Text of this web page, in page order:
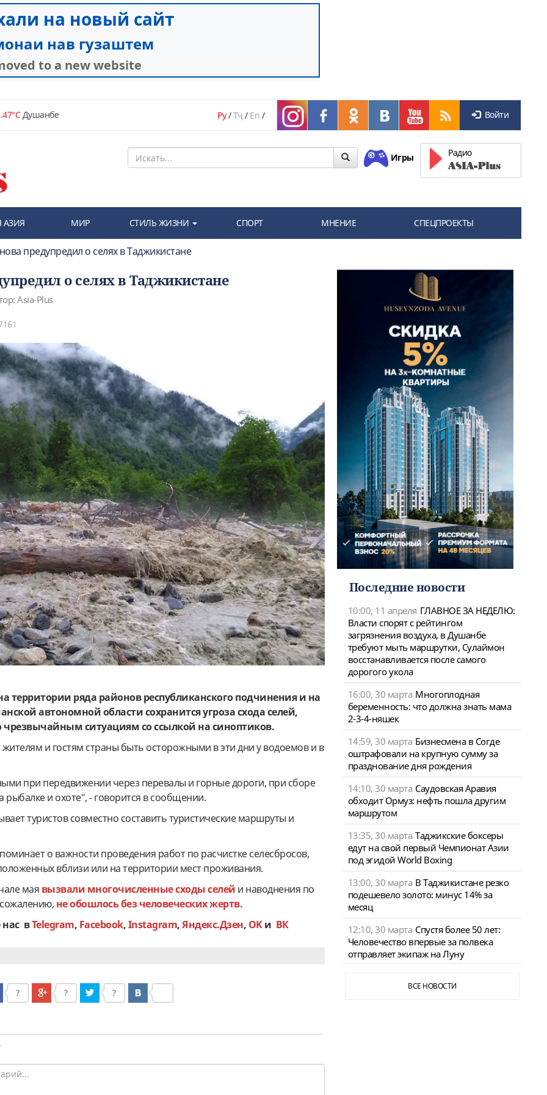
Душанбе Ру/Тҷ/ En / Войти
Игры Радио
АЗИЯ МИР СТИЛЬ ЖИЗНИ СПОРТ МНЕНИЕ СПЕЦПРОЕКТЫ
предупредил о селях в Таджикистане
о селях в Таджикистане
Asia-Plus
территории ряда районов республиканского подчинения и на
автономной области сохранится угроза схода селей,
чрезвычайным ситуациям со ссылкой на синоптиков.
и гостям страны быть осторожными в эти дни у водоемов и в
при передвижении через перевалы и горные дороги, при сборе
рыбалке и охоте", - говорится в сообщении.
туристов совместно составить туристические маршруты и
о важности проведения работ по расчистке селесбросов,
вблизи или на территории мест проживания.
мая вызвали многочисленные сходы селей и наводнения по
не обошлось без человеческих жертв.
нас вTelegram, Facebook,Instagram,Яндекс.Дзен, OKи ВК
? ? ?
Последние новости
10:00, 11 апреля ГЛАВНОЕ ЗА НЕДЕЛЮ:
Власти спорят с рейтингом
загрязнения воздуха, в Душанбе
требуют мыть маршрутки, Сулаймон
восстанавливается после самого
дорогого укола
16:00, 30 марта Многоплодная
беременность: что должна знать мама
2-3-4-няшек
14:59, 30 марта Бизнесмена в Согде
оштрафовали на крупную сумму за
празднование дня рождения
14:10, 30 марта Саудовская Аравия
обходит Ормуз: нефть пошла другим
маршрутом
13:35, 30 марта Таджикские боксеры
едут на свой первый Чемпионат Азии
под эгидой World Boxing
13:00, 30 марта В Таджикистане резко
подешевело золото: минус 14% за
месяц
12:10, 30 марта Спустя более 50 лет:
Человечество впервые за полвека
отправляет экипаж на Луну
ВСЕ НОВОСТИ